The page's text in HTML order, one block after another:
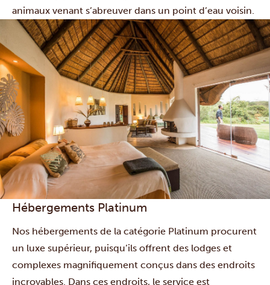
animaux venant s’abreuver dans un point d’eau voisin.
Hébergements Platinum
Nos hébergements de la catégorie Platinum procurent
un luxe supérieur, puisqu’ils offrent des lodges et
complexes magnifiquement conçus dans des endroits
incroyables. Dans ces endroits, le service est